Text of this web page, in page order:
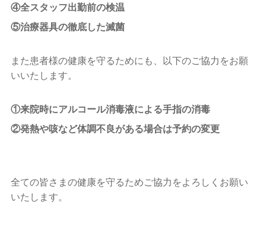
ニュース
④全スタッフ出勤前の検温
⑤治療器具の徹底した滅菌
また患者様の健康を守るためにも、以下のご協力をお願
いいたします。
①来院時にアルコール消毒液による手指の消毒
②発熱や咳など体調不良がある場合は予約の変更
全ての皆さまの健康を守るためご協力をよろしくお願い
いたします。